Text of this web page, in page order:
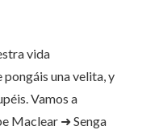
vida
una velita, y
Vamos a
Maclear ➜ Senga